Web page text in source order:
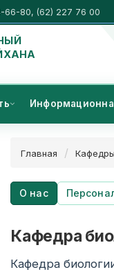
66-80, (62) 227 76 00
Главная Кафедры
О нас
Кафедра
Кафедра